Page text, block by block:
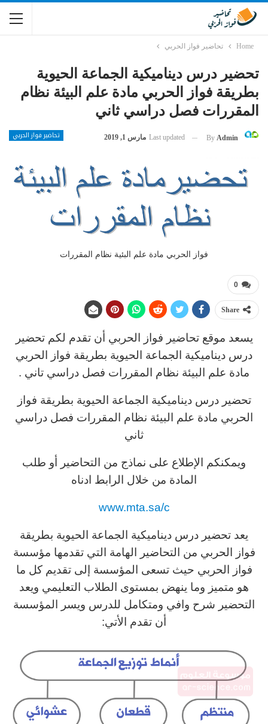
Home تحاضير فواز الحربي
تحضير درس ديناميكية الجماعة الحيوية
بطريقة فواز الحربي مادة علم البيئة نظام
المقررات فصل دراسي ثاني
تحاضير فواز الحربي By Admin
Last updated مارس 1, 2019
فواز الحربي مادة علم البئية نظام المقررات
0
Share
يسعد موقع تحاضير فواز الحربي أن تقدم لكم تحضير
درس ديناميكية الجماعة الحيوية بطريقة فواز الحربي
مادة علم البيئة نظام المقررات فصل دراسي تاني .
تحضير درس ديناميكية الجماعة الحيوية بطريقة فواز
الحربي مادة علم البيئة نظام المقررات فصل دراسي
ثاني
ويمكنكم الإطلاع على نماذج من التحاضير أو طلب
المادة من خلال الرابط ادناه
www.mta.sa/c
يعد تحضير درس ديناميكية الجماعة الحيوية بطريقة
فواز الحربي من التحاضير الهامة التي تقدمها مؤسسة
فواز الحربي حيث تسعى المؤسسة إلى تقديم كل ما
هو متميز وما ينهض بمستوى الطلاب التعليمي ويعد
التحضير شرح وافي ومتكامل للدرس ويسر المؤسسة
أن تقدم الأتي: